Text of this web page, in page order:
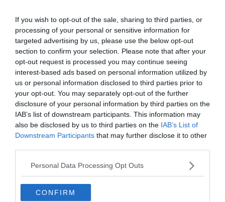
If you wish to opt-out of the sale, sharing to third parties, or
processing of your personal or sensitive information for
targeted advertising by us, please use the below opt-out
section to confirm your selection. Please note that after your
opt-out request is processed you may continue seeing
interest-based ads based on personal information utilized by
us or personal information disclosed to third parties prior to
your opt-out. You may separately opt-out of the further
disclosure of your personal information by third parties on the
IAB’s list of downstream participants. This information may
also be disclosed by us to third parties on the IAB’s List of
Downstream Participants that may further disclose it to other
Personal Data Processing Opt Outs
CONFIRM
À lire aussi sur le guide Londres :
Visiter Londres : 10 incontournables à faire et voir
(Royaume-Uni)
Visiter le London Bridge : réservation &amp; tarifs
Les 8 meilleurs hôtels avec vue de Londres
Big City Saver : LE pass pour découvrir les meilleures
attractions touristiques de Londres !